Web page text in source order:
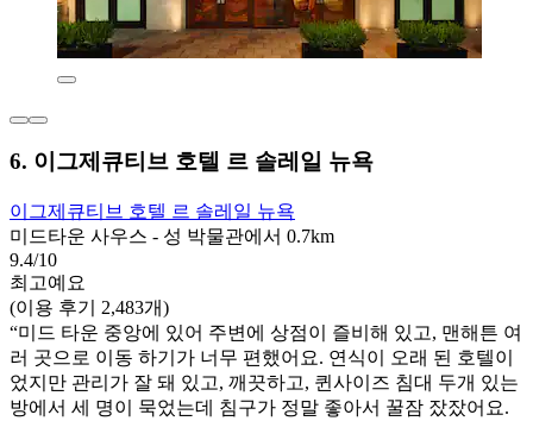
6. 이그제큐티브 호텔 르 솔레일 뉴욕
이그제큐티브 호텔 르 솔레일 뉴욕
미드타운 사우스 - 성 박물관에서 0.7km
9.4/10
최고예요
(이용 후기 2,483개)
“미드 타운 중앙에 있어 주변에 상점이 즐비해 있고, 맨해튼 여
러 곳으로 이동 하기가 너무 편했어요. 연식이 오래 된 호텔이
었지만 관리가 잘 돼 있고, 깨끗하고, 퀸사이즈 침대 두개 있는
방에서 세 명이 묵었는데 침구가 정말 좋아서 꿀잠 잤잤어요.